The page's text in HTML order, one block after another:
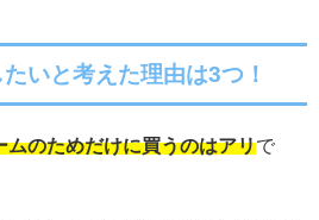
いと考えた理由は3つ！
ムのためだけに買うのはアリで